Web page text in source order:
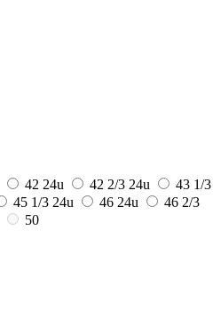
42 24u 42 2/3 24u
43 1/3
45 1/3 24u 46 24u
46 2/3
50